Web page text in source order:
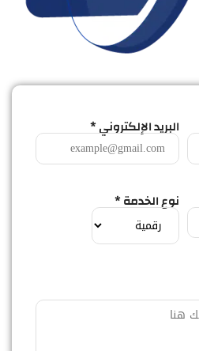
البريد الإلكتروني *
نوع الخدمة *